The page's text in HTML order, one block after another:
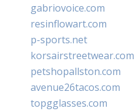
gabriovoice.com
resinflowart.com
p-sports.net
korsairstreetwear.com
petshopallston.com
avenue26tacos.com
topgglasses.com